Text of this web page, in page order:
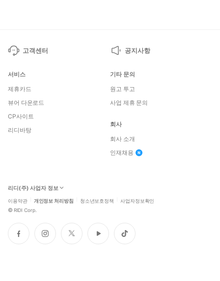
고객센터 공지사항
서비스
제휴카드
뷰어 다운로드
CP사이트
리디바탕
기타 문의
원고 투고
사업 제휴 문의
회사
회사 소개
인재채용
리디(주) 사업자 정보
이용약관 개인정보 처리방침 청소년보호정책 사업자정보확인
© RIDI Corp.
페
이
인
스
트
위
유
튜
틱
톡